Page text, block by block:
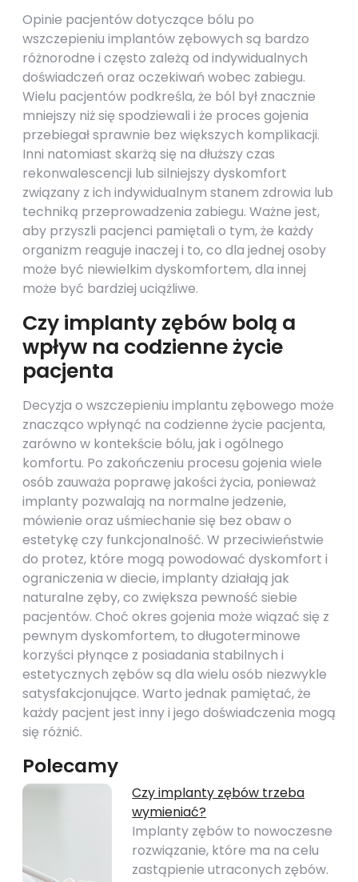
Opinie pacjentów dotyczące bólu po
wszczepieniu implantów zębowych są bardzo
różnorodne i często zależą od indywidualnych
doświadczeń oraz oczekiwań wobec zabiegu.
Wielu pacjentów podkreśla, że ból był znacznie
mniejszy niż się spodziewali i że proces gojenia
przebiegał sprawnie bez większych komplikacji.
Inni natomiast skarżą się na dłuższy czas
rekonwalescencji lub silniejszy dyskomfort
związany z ich indywidualnym stanem zdrowia lub
techniką przeprowadzenia zabiegu. Ważne jest,
aby przyszli pacjenci pamiętali o tym, że każdy
organizm reaguje inaczej i to, co dla jednej osoby
może być niewielkim dyskomfortem, dla innej
może być bardziej uciążliwe.
Czy implanty zębów bolą a
wpływ na codzienne życie
pacjenta
Decyzja o wszczepieniu implantu zębowego może
znacząco wpłynąć na codzienne życie pacjenta,
zarówno w kontekście bólu, jak i ogólnego
komfortu. Po zakończeniu procesu gojenia wiele
osób zauważa poprawę jakości życia, ponieważ
implanty pozwalają na normalne jedzenie,
mówienie oraz uśmiechanie się bez obaw o
estetykę czy funkcjonalność. W przeciwieństwie
do protez, które mogą powodować dyskomfort i
ograniczenia w diecie, implanty działają jak
naturalne zęby, co zwiększa pewność siebie
pacjentów. Choć okres gojenia może wiązać się z
pewnym dyskomfortem, to długoterminowe
korzyści płynące z posiadania stabilnych i
estetycznych zębów są dla wielu osób niezwykle
satysfakcjonujące. Warto jednak pamiętać, że
każdy pacjent jest inny i jego doświadczenia mogą
się różnić.
Polecamy
Czy implanty zębów trzeba
wymieniać?
Implanty zębów to nowoczesne
rozwiązanie, które ma na celu
zastąpienie utraconych zębów.